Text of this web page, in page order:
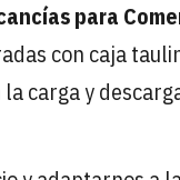
para
con caja
carga y